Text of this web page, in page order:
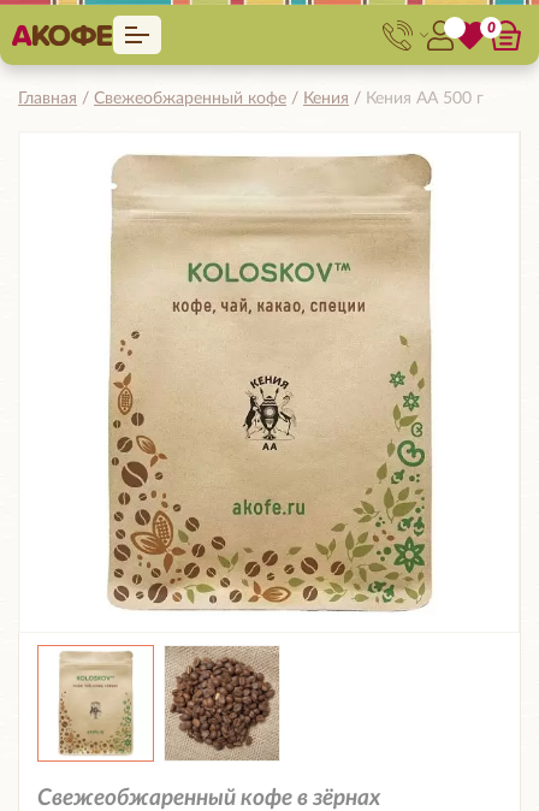
0
Главная Свежеобжаренный кофе Кения Кения АА 500 г
Свежеобжаренный кофе в зёрнах